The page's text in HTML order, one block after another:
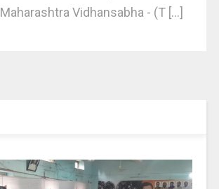
Maharashtra Vidhansabha - (T [...]